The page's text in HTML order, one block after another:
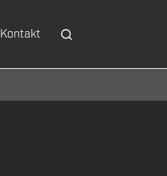
Kontakt